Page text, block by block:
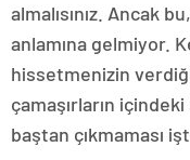
almalısınız. Ancak
anlamına gelmiyor.
hissetmenizin
çamaşırların
baştan çıkmaması